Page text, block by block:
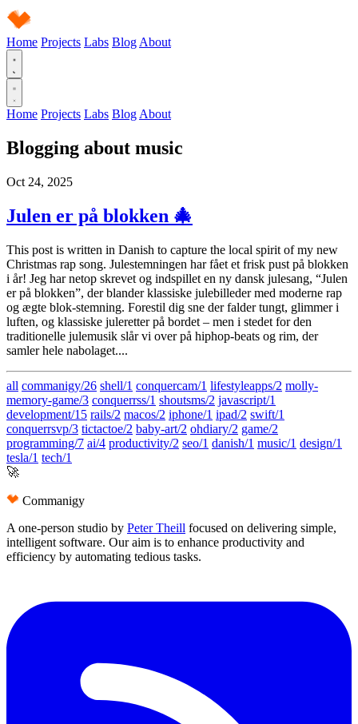
Home Projects Labs Blog About
Home Projects Labs Blog About
Blogging about music
Oct 24, 2025
Julen er på blokken 🎄
This post is written in Danish to capture the local spirit of my new
Christmas rap song. Julestemningen har fået et frisk pust på blokken
i år! Jeg har netop skrevet og indspillet en ny dansk julesang, “Julen
er på blokken”, der blander klassiske julebilleder med moderne rap
og ægte blok-stemning. Forestil dig sne der falder tungt, glimmer i
luften, og klassiske juleretter på bordet – men i stedet for den
traditionelle julemusik slår vi over på hiphop-beats og rim, der
samler hele nabolaget....
all commanigy/26 shell/1 conquercam/1 lifestyleapps/2 molly-
memory-game/3 conquerrss/1 shoutsms/2 javascript/1
development/15 rails/2 macos/2 iphone/1 ipad/2 swift/1
conquerrsvp/3 tictactoe/2 baby-art/2 ohdiary/2 game/2
programming/7 ai/4 productivity/2 seo/1 danish/1 music/1 design/1
tesla/1 tech/1
🚀
Commanigy
A one-person studio by Peter Theill focused on delivering simple,
intelligent software. Our aim is to enhance productivity and
efficiency by automating tedious tasks.